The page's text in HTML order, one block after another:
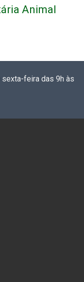
Animal
sexta-feira das 9h às